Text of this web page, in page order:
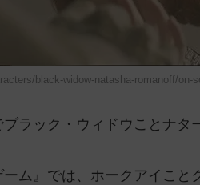
black-widow-natasha-romanoff/on-
ラック・ウィドウことナタ
ーム』では、ホークアイこ